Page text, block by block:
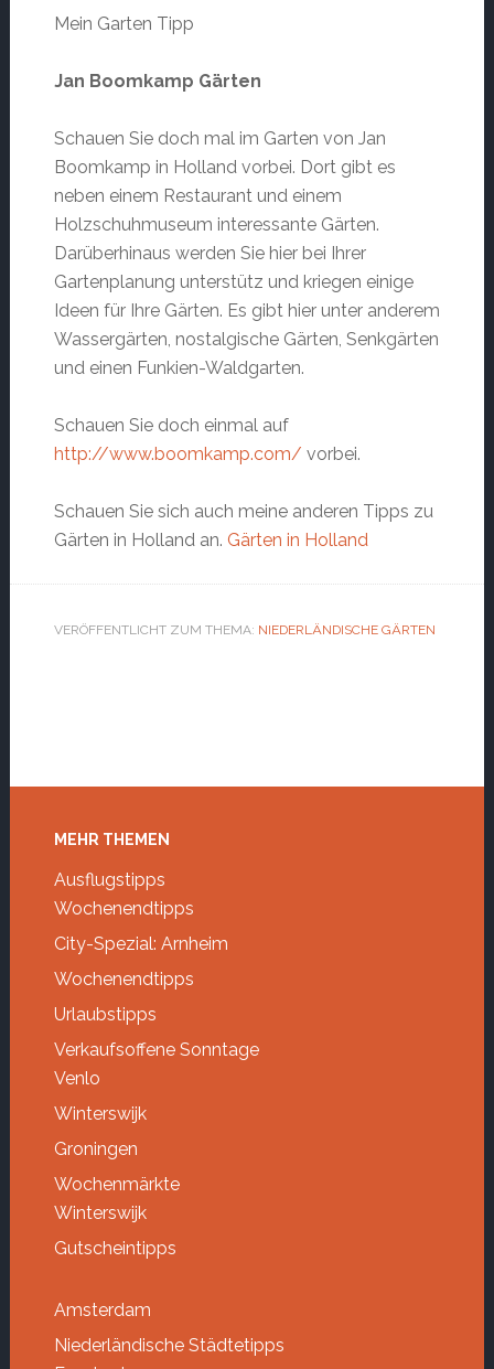
Mein Garten Tipp
Jan Boomkamp Gärten
Schauen Sie doch mal im Garten von Jan
Boomkamp in Holland vorbei. Dort gibt es
neben einem Restaurant und einem
Holzschuhmuseum interessante Gärten.
Darüberhinaus werden Sie hier bei Ihrer
Gartenplanung unterstütz und kriegen einige
Ideen für Ihre Gärten. Es gibt hier unter anderem
Wassergärten, nostalgische Gärten, Senkgärten
und einen Funkien-Waldgarten.
Schauen Sie doch einmal auf
http://www.boomkamp.com/ vorbei.
Schauen Sie sich auch meine anderen Tipps zu
Gärten in Holland an. Gärten in Holland
VERÖFFENTLICHT ZUM THEMA: NIEDERLÄNDISCHE GÄRTEN
Footer
MEHR THEMEN
Ausflugstipps
Wochenendtipps
City-Spezial: Arnheim
Wochenendtipps
Urlaubstipps
Verkaufsoffene Sonntage
Venlo
Winterswijk
Groningen
Wochenmärkte
Winterswijk
Gutscheintipps
Amsterdam
Niederländische Städtetipps